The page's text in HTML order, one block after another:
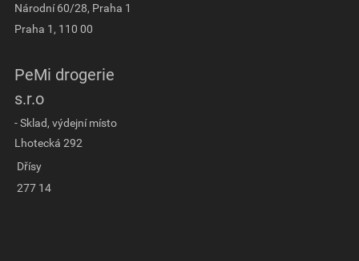
Národní 60/28, Praha 1
Praha 1, 110 00
PeMi drogerie
s.r.o
- Sklad, výdejní místo
Lhotecká 292
Dřísy
277 14